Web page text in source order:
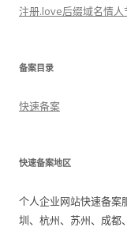
注册.love后缀域名情人
备案目录
快速备案
快速备案地区
个人企业网站快速备案
圳、杭州、苏州、成都